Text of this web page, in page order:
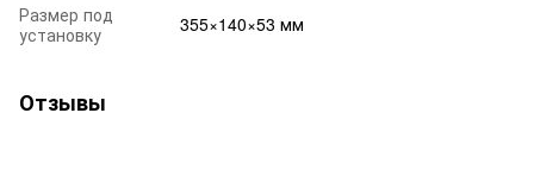
Размер под
установку
355×140×53 мм
Отзывы